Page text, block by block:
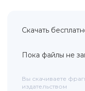
Скачать
Пока файлы не
Вы скачиваете
издательством